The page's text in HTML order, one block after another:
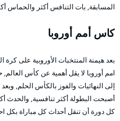
المسابقة, بات التنافس أكثر والحماس
كاس أمم أوروبا
امم أوروبا لا يقل أهمية عن كأس
كل دورة أن تنقل أحداث كل مباراة بكل